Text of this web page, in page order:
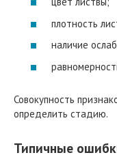
плотность
наличие
Совокупность
определить стадию.
Типичные